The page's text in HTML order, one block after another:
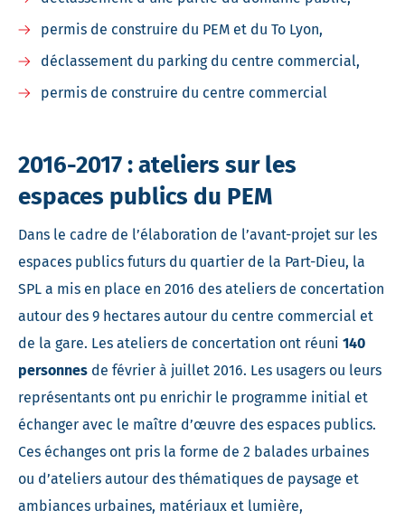
permis de construire du PEM et du To Lyon,
déclassement du parking du centre commercial,
permis de construire du centre commercial
2016-2017 : ateliers sur les
espaces publics du PEM
Dans le cadre de l’élaboration de l’avant-projet sur les
espaces publics futurs du quartier de la Part-Dieu, la
SPL a mis en place en 2016 des ateliers de concertation
autour des 9 hectares autour du centre commercial et
de la gare. Les ateliers de concertation ont réuni 140
personnes de février à juillet 2016. Les usagers ou leurs
représentants ont pu enrichir le programme initial et
échanger avec le maître d’œuvre des espaces publics.
Ces échanges ont pris la forme de 2 balades urbaines
ou d’ateliers autour des thématiques de paysage et
ambiances urbaines, matériaux et lumière,